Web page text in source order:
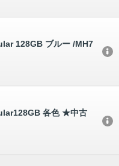
128GB ブルー /MH7
各色 ★中古